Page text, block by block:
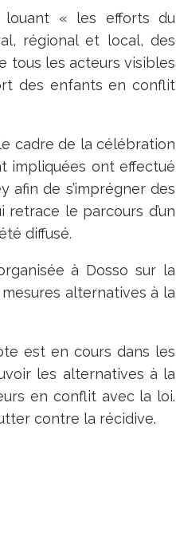
louant « les efforts du
régional et local, des
tous les acteurs visibles
des enfants en conflit
cadre de la célébration
impliquées ont effectué
afin de s’imprégner des
le parcours d’un
diffusé.
à Dosso sur la
alternatives à la
est en cours dans les
les alternatives à la
en conflit avec la loi.
contre la récidive.